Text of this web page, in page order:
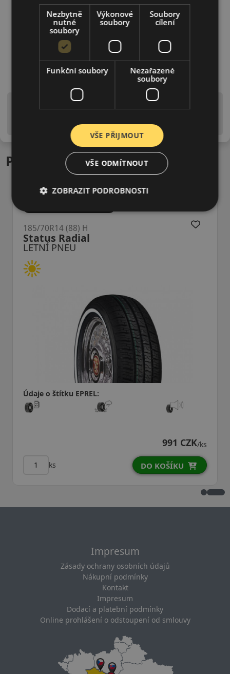
Upozornění! Hodnoty na štítku jsou pouze
is EU štítky ve smyslu dosud platné (předchozí) legislativy.
Podobné produkty
LETNÍ PNEU
Status Radial
185/70R14 (88) H
Údaje o štítku EPREL:
991 CZK/ks
ks DO KOŠÍKU
Impresum
Zásady ochrany osobních údajů
Nákupní podmínky
Kontakt
Impresum
Dodací a platební podmínky
Online prohlášení o odstoupení od smlouvy
Nezbytně
nutné
soubory
Výkonové
soubory
Soubory
cílení
Funkční soubory
Nezařazené
soubory
VŠE PŘIJMOUT
VŠE ODMÍTNOUT
ZOBRAZIT PODROBNOSTI